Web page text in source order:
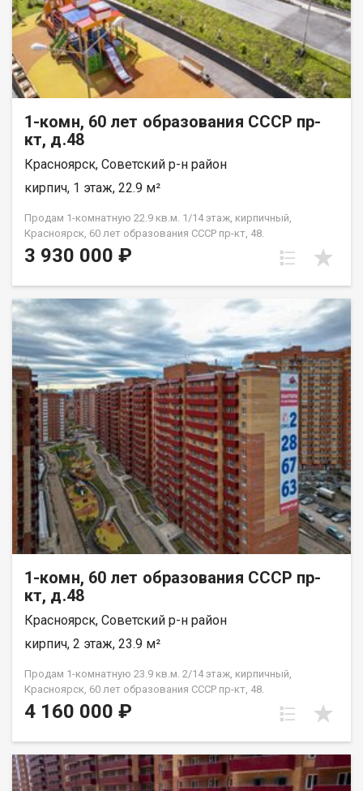
1-комн, 60 лет образования СССР пр-
кт, д.48
Красноярск, Советский р-н район
кирпич, 1 этаж, 22.9 м²
Продам 1-комнатную 22.9 кв.м. 1/14 этаж, кирпичный,
Красноярск, 60 лет образования СССР пр-кт, 48.
3 930 000 ₽
1-комн, 60 лет образования СССР пр-
кт, д.48
Красноярск, Советский р-н район
кирпич, 2 этаж, 23.9 м²
Продам 1-комнатную 23.9 кв.м. 2/14 этаж, кирпичный,
Красноярск, 60 лет образования СССР пр-кт, 48.
4 160 000 ₽